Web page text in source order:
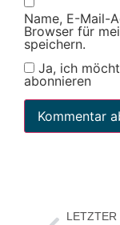
Name, E-Mail-
Browser für
speichern.
Ja, ich
abonnieren
LETZTER